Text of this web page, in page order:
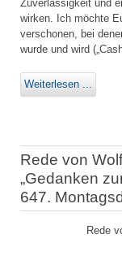
Zuverlässigkeit und
wirken. Ich möchte
verschonen, bei
wurde und wird
Weiterlesen ...
Rede von
„Gedanken
647.
Rede